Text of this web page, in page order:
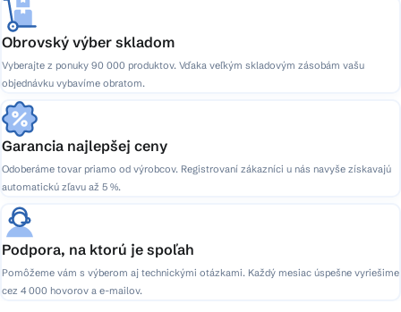
Obrovský výber skladom
Vyberajte z ponuky 90 000 produktov. Vďaka veľkým skladovým zásobám vašu
objednávku vybavíme obratom.
Garancia najlepšej ceny
Odoberáme tovar priamo od výrobcov. Registrovaní zákazníci u nás navyše získavajú
automatickú zľavu až 5 %.
Podpora, na ktorú je spoľah
Pomôžeme vám s výberom aj technickými otázkami. Každý mesiac úspešne vyriešime
cez 4 000 hovorov a e-mailov.